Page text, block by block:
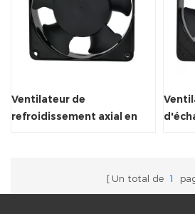
Ventilateur de
refroidissement axial en
Un total de 1